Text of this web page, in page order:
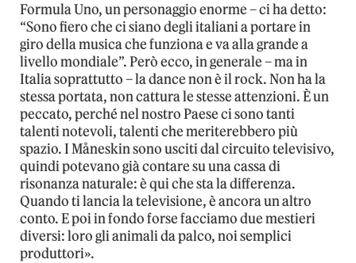
Formula Uno, un personaggio enorme – ci ha detto:
“Sono fiero che ci siano degli italiani a portare in
giro della musica che funziona e va alla grande a
livello mondiale”. Però ecco, in generale – ma in
Italia soprattutto – la dance non è il rock. Non ha la
stessa portata, non cattura le stesse attenzioni. È un
peccato, perché nel nostro Paese ci sono tanti
talenti notevoli, talenti che meriterebbero più
spazio. I Måneskin sono usciti dal circuito televisivo,
quindi potevano già contare su una cassa di
risonanza naturale: è qui che sta la differenza.
Quando ti lancia la televisione, è ancora un altro
conto. E poi in fondo forse facciamo due mestieri
diversi: loro gli animali da palco, noi semplici
produttori».